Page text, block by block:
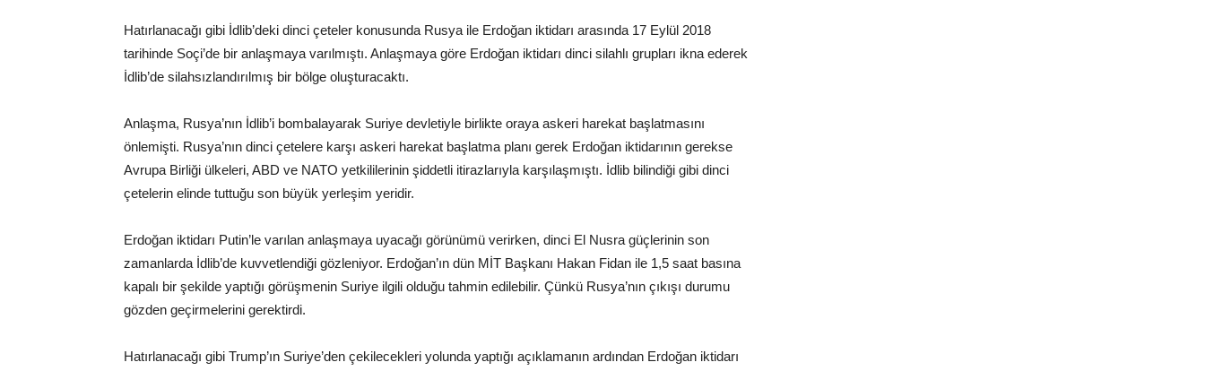
Hatırlanacağı gibi İdlib’deki dinci çeteler konusunda Rusya ile Erdoğan iktidarı arasında 17 Eylül 2018
tarihinde Soçi’de bir anlaşmaya varılmıştı. Anlaşmaya göre Erdoğan iktidarı dinci silahlı grupları ikna ederek
İdlib’de silahsızlandırılmış bir bölge oluşturacaktı.
Anlaşma, Rusya’nın İdlib’i bombalayarak Suriye devletiyle birlikte oraya askeri harekat başlatmasını
önlemişti. Rusya’nın dinci çetelere karşı askeri harekat başlatma planı gerek Erdoğan iktidarının gerekse
Avrupa Birliği ülkeleri, ABD ve NATO yetkililerinin şiddetli itirazlarıyla karşılaşmıştı. İdlib bilindiği gibi dinci
çetelerin elinde tuttuğu son büyük yerleşim yeridir.
Erdoğan iktidarı Putin’le varılan anlaşmaya uyacağı görünümü verirken, dinci El Nusra güçlerinin son
zamanlarda İdlib’de kuvvetlendiği gözleniyor. Erdoğan’ın dün MİT Başkanı Hakan Fidan ile 1,5 saat basına
kapalı bir şekilde yaptığı görüşmenin Suriye ilgili olduğu tahmin edilebilir. Çünkü Rusya’nın çıkışı durumu
gözden geçirmelerini gerektirdi.
Hatırlanacağı gibi Trump’ın Suriye’den çekilecekleri yolunda yaptığı açıklamanın ardından Erdoğan iktidarı